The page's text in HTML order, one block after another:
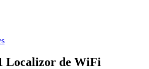
Localizor de WiFi